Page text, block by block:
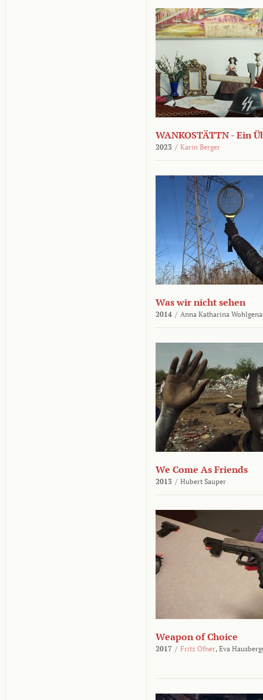
WANKOSTÄTTN - Ein
2023 / Karin Berger
Was wir nicht sehen
2014 / Anna Katharina
We Come As Friends
2013 / Hubert Sauper
Weapon of Choice
2017 / Fritz Ofner, Eva